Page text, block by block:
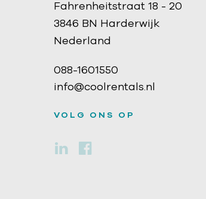
Fahrenheitstraat 18 - 20
3846 BN Harderwijk
Nederland
088-1601550
info@coolrentals.nl
VOLG ONS OP